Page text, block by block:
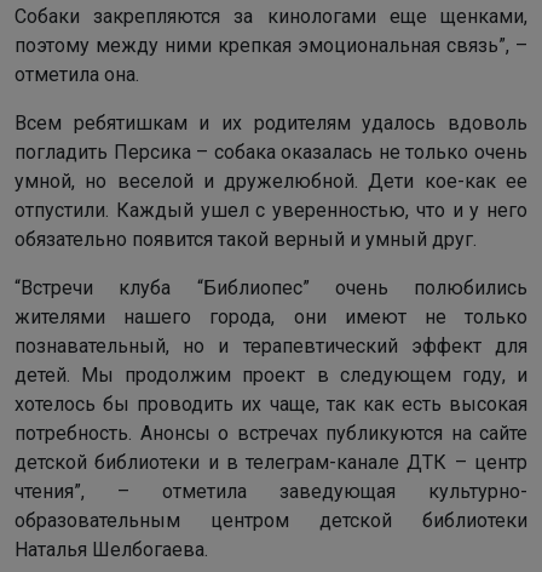
Собаки закрепляются за кинологами еще щенками,
поэтому между ними крепкая эмоциональная связь”, –
отметила она.
Всем ребятишкам и их родителям удалось вдоволь
погладить Персика – собака оказалась не только очень
умной, но веселой и дружелюбной. Дети кое-как ее
отпустили. Каждый ушел с уверенностью, что и у него
обязательно появится такой верный и умный друг.
“Встречи клуба “Библиопес” очень полюбились
жителями нашего города, они имеют не только
познавательный, но и терапевтический эффект для
детей. Мы продолжим проект в следующем году, и
хотелось бы проводить их чаще, так как есть высокая
потребность. Анонсы о встречах публикуются на сайте
детской библиотеки и в телеграм-канале ДТК – центр
чтения”, – отметила заведующая культурно-
образовательным центром детской библиотеки
Наталья Шелбогаева.